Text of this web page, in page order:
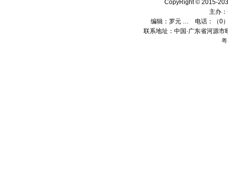
CopyRight © 2015-
主办：
编辑： 罗元 … 电话：（0
联系地址：中国·广东省河源